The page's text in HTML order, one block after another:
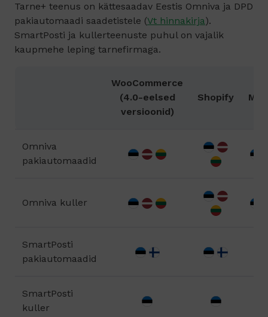
Tarne+ teenus on kättesaadav Eestis Omniva ja DPD
pakiautomaadi saadetistele (Vt hinnakirja).
SmartPosti ja kullerteenuste puhul on vajalik
kaupmehe leping tarnefirmaga.
WooCommerce
(4.0-eelsed
versioonid)
Shopify
Omniva
pakiautomaadid
Omniva kuller
SmartPosti
pakiautomaadid
SmartPosti
kuller